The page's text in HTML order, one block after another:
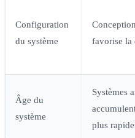
Configuration
du système
favorise la
Âge du
système
Systèmes
plus